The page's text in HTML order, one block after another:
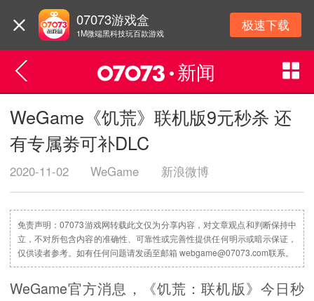
07073游戏盒
1M微端黑科技玩百款游戏 极速下载
新闻
WeGame《饥荒》联机版9元秒杀 还
有专属劵可补DLC
2020-11-02 WeGame 新浪微博
免责声明：07073游戏网转载此文仅为分享内容，对文章观点和判断保持中
立，不对所包含内容的准确性、可靠性或完善性提供任何明示或暗示保证，
仅供读者参考。如有任何问题请发函至邮箱 webgame@07073.com联系。
WeGame官方消息，《饥荒：联机版》今日秒